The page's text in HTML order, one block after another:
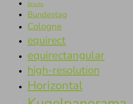
Brücke
Bundestag
Cologne
equirect
equirectangular
high-resolution
Horizontal